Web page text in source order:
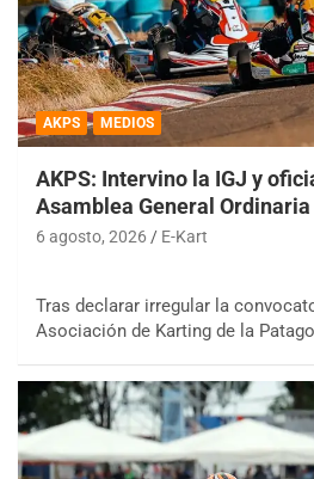
AKPS MEDIOS
AKPS: Intervino la IGJ y
Asamblea General Ordinaria
6 agosto, 2026 E-Kart
Tras declarar irregular la
Asociación de Karting de la